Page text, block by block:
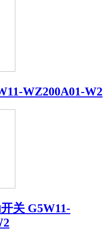
WZ200A01-W2
关 G5W11-